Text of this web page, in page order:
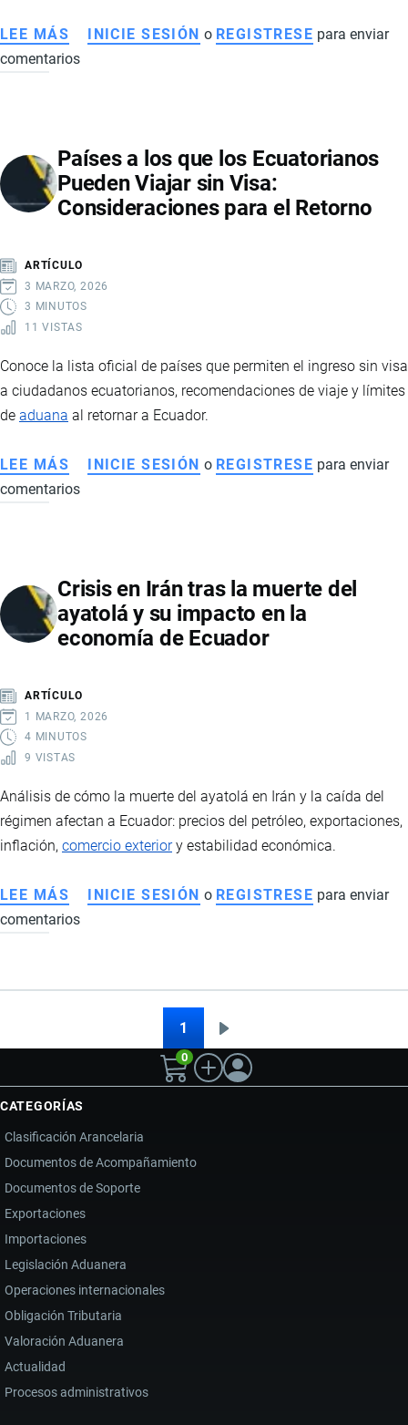
LEE MÁS SOBRE
CONSEJOS
INTERNET
DE
FORMA
EVITAR
FRAUDES
INICIE SESIÓN o REGISTRESE para enviar
comentarios
Países a los que los Ecuatorianos
Pueden Viajar sin Visa:
Consideraciones para el Retorno
ARTÍCULO
3 MARZO, 2026
3 MINUTOS
11 VISTAS
Conoce la lista oficial de países que permiten el ingreso sin visa
a ciudadanos ecuatorianos, recomendaciones de viaje y límites
de aduana al retornar a Ecuador.
LEE MÁS SOBRE
PAÍSES
LOS
ECUATORIANOS
PUEDEN
VISA:
CONSIDERACIONES
PARA
INICIE SESIÓN o REGISTRESE para enviar
comentarios
Crisis en Irán tras la muerte del
ayatolá y su impacto en la
economía de Ecuador
ARTÍCULO
1 MARZO, 2026
4 MINUTOS
9 VISTAS
Análisis de cómo la muerte del ayatolá en Irán y la caída del
régimen afectan a Ecuador: precios del petróleo, exportaciones,
inflación, comercio exteriory estabilidad económica.
LEE MÁS SOBRE
CRISIS
TRAS
AYATOLÁ
Y
SU
IMPACTO
EN
LA
ECONOMÍA
DE
ECUADOR
INICIE SESIÓN o REGISTRESE para enviar
comentarios
1
página
0
CATEGORÍAS
Clasificación Arancelaria
Documentos de Acompañamiento
Documentos de Soporte
Exportaciones
Importaciones
Legislación Aduanera
Operaciones internacionales
Obligación Tributaria
Valoración Aduanera
Actualidad
Procesos administrativos